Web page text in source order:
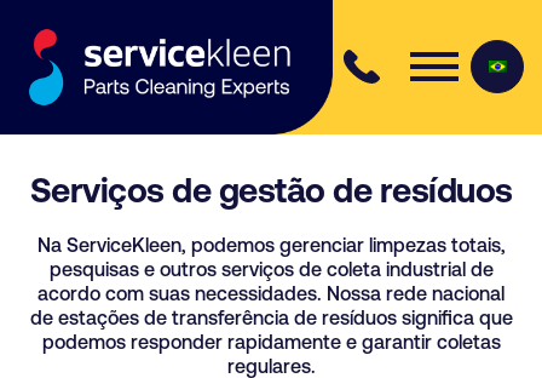
Serviços de gestão de resíduos
Na ServiceKleen, podemos gerenciar limpezas totais,
pesquisas e outros serviços de coleta industrial de
acordo com suas necessidades. Nossa rede nacional
de estações de transferência de resíduos significa que
podemos responder rapidamente e garantir coletas
regulares.